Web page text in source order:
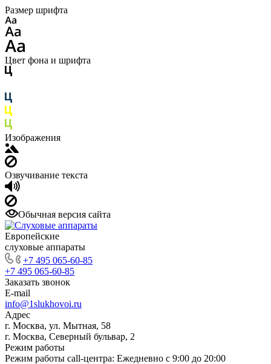
Размер шрифта
Цвет фона и шрифта
Изображения
Озвучивание текста
Обычная версия сайта
Европейские
слуховые аппараты
+7 495 065-60-85
+7 495 065-60-85
Заказать звонок
E-mail
info@1slukhovoi.ru
Адрес
г. Москва, ул. Мытная, 58
г. Москва, Северный бульвар, 2
Режим работы
Режим работы call-центра: Ежедневно с 9:00 до 20:00